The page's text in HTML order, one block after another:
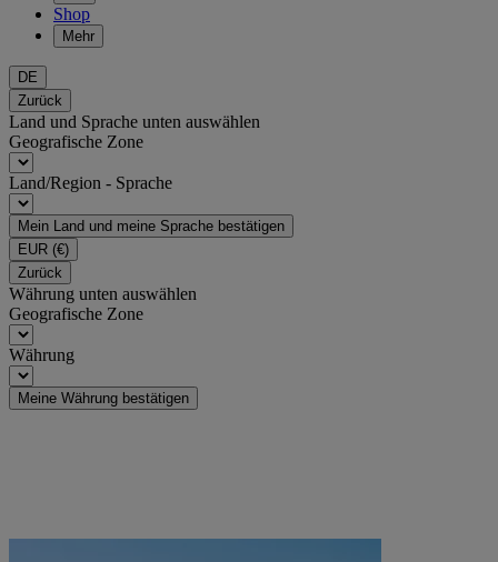
Shop
Mehr
DE
Zurück
Land und Sprache unten auswählen
Geografische Zone
Land/Region - Sprache
Mein Land und meine Sprache bestätigen
EUR (€)
Zurück
Währung unten auswählen
Geografische Zone
Währung
Meine Währung bestätigen